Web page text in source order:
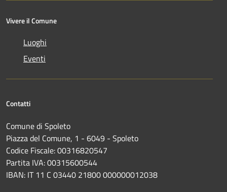
Vivere il Comune
Luoghi
Eventi
Contatti
Comune di Spoleto
Piazza del Comune, 1 - 6049 - Spoleto
Codice Fiscale: 00316820547
Partita IVA: 00315600544
IBAN: IT 11 C 03440 21800 000000012038